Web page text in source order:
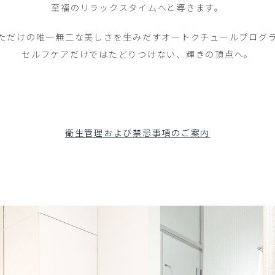
至福のリラックスタイムへと導きます。
だけの唯一無二な美しさを生みだすオートクチュールプログ
セルフケアだけではたどりつけない、 輝きの頂点へ。
衛生管理および禁忌事項のご案内